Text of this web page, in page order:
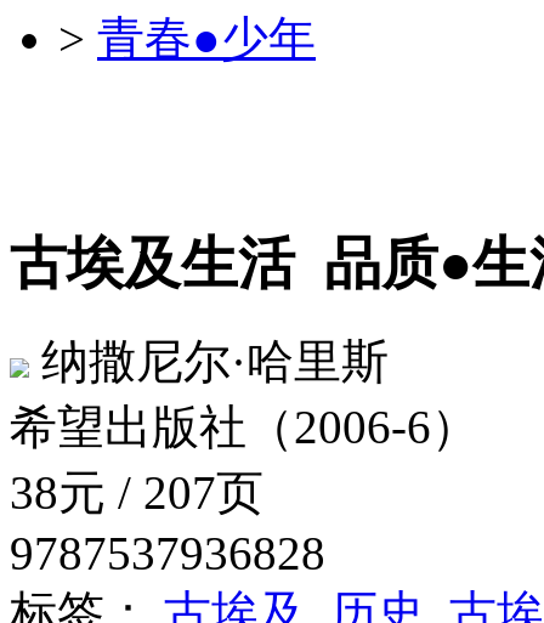
> 青春●少年
古埃及生活 品质●生
纳撒尼尔·哈里斯
希望出版社（2006-6）
38元 / 207页
9787537936828
标签： 古埃及 历史 古